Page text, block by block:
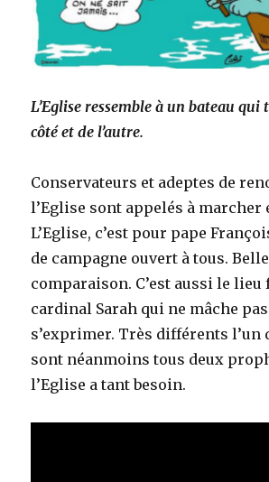
L’Eglise ressemble à un bateau qui
côté et de l’autre.
Conservateurs et adeptes de
l’Eglise sont appelés à marcher
L’Eglise, c’est pour pape
de campagne ouvert à tous. Belle
comparaison. C’est aussi le lieu
cardinal Sarah qui ne mâche
s’exprimer. Très différents l’un
sont néanmoins tous deux
l’Eglise a tant besoin.